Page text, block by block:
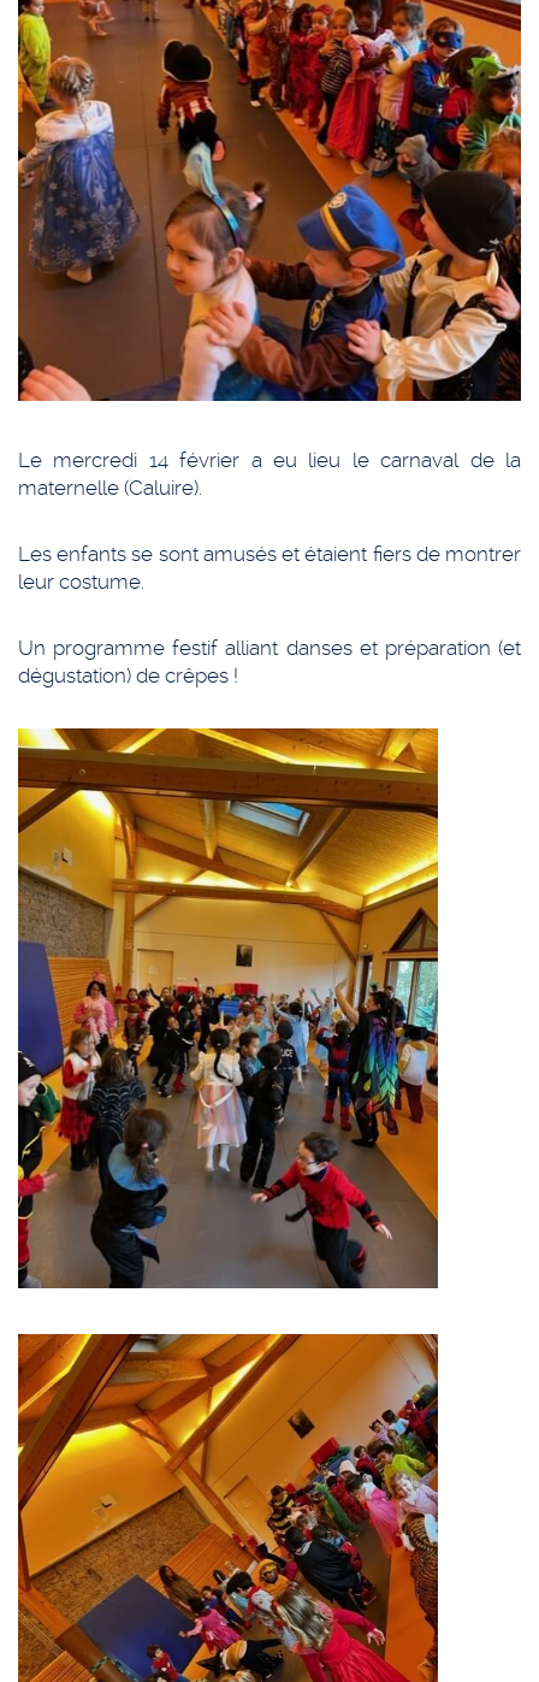
Le mercredi 14 février a eu lieu le carnaval de la
maternelle (Caluire).
Les enfants se sont amusés et étaient fiers de montrer
leur costume.
Un programme festif alliant danses et préparation (et
dégustation) de crêpes !